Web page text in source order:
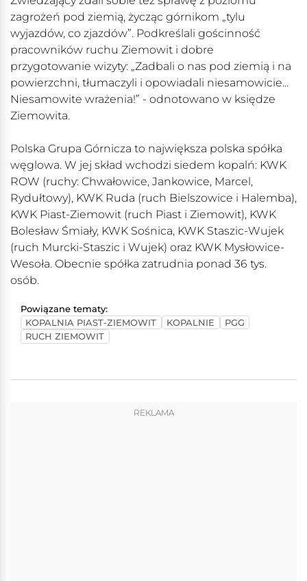
zagrożeń pod ziemią, życząc górnikom „tylu
wyjazdów, co zjazdów”. Podkreślali gościnność
pracowników ruchu Ziemowit i dobre
przygotowanie wizyty: „Zadbali o nas pod ziemią i na
powierzchni, tłumaczyli i opowiadali niesamowicie...
Niesamowite wrażenia!” - odnotowano w księdze
Ziemowita.
Polska Grupa Górnicza to największa polska spółka
węglowa. W jej skład wchodzi siedem kopalń: KWK
ROW (ruchy: Chwałowice, Jankowice, Marcel,
Rydułtowy), KWK Ruda (ruch Bielszowice i Halemba),
KWK Piast-Ziemowit (ruch Piast i Ziemowit), KWK
Bolesław Śmiały, KWK Sośnica, KWK Staszic-Wujek
(ruch Murcki-Staszic i Wujek) oraz KWK Mysłowice-
Wesoła. Obecnie spółka zatrudnia ponad 36 tys.
osób.
Powiązane tematy:
KOPALNIA PIAST-ZIEMOWIT
KOPALNIE
PGG
RUCH ZIEMOWIT
REKLAMA